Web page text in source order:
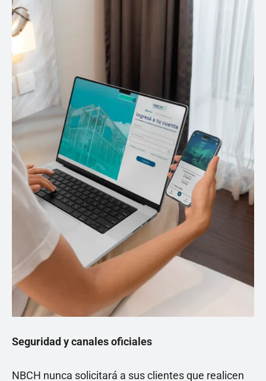
Seguridad y canales oficiales
NBCH nunca solicitará a sus clientes que realicen